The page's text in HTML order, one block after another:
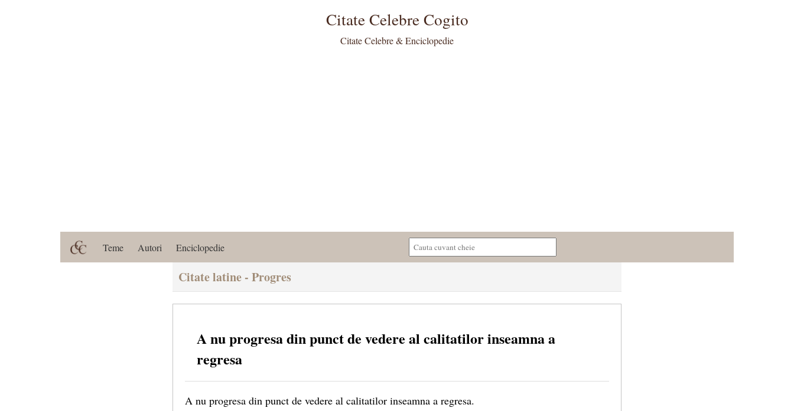
Citate Celebre Cogito
Citate Celebre & Enciclopedie
Teme Autori Enciclopedie
Citate latine - Progres
A nu progresa din punct de vedere al calitatilor inseamna a
regresa
A nu progresa din punct de vedere al calitatilor inseamna a regresa.